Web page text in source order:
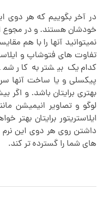
در آخر بگوییم که هر دوی
خودشان هستند. و در مجوع
نمیتوانید آنها را با هم
تفاوت های فتوشاپ و
کدام یک بیشتر به کار
پیکسلی و یا ساخت آنها سر
بهتری برایتان باشد. و اگر
لوگو و تصاویر انیمیشن
ایلاستریتور برایتان
داشتن روی هر دوی این نرم
های شما را گسترده تر کند.